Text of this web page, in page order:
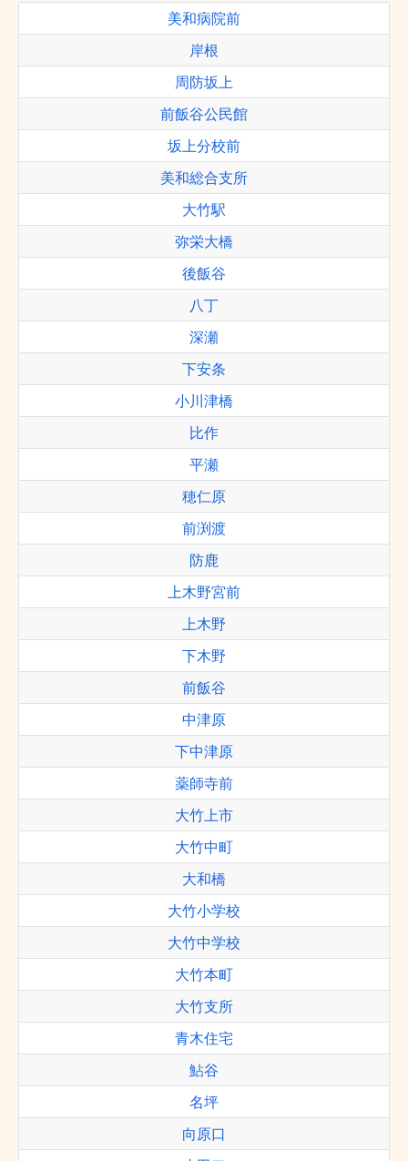
美和病院前
岸根
周防坂上
前飯谷公民館
坂上分校前
美和総合支所
大竹駅
弥栄大橋
後飯谷
八丁
深瀬
下安条
小川津橋
比作
平瀬
穂仁原
前渕渡
防鹿
上木野宮前
上木野
下木野
前飯谷
中津原
下中津原
薬師寺前
大竹上市
大竹中町
大和橋
大竹小学校
大竹中学校
大竹本町
大竹支所
青木住宅
鮎谷
名坪
向原口